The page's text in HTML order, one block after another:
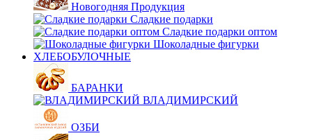
Новогодняя Продукция
Сладкие подарки
Сладкие подарки оптом
Шоколадные фигурки
ХЛЕБОБУЛОЧНЫЕ
БАРАНКИ
ВЛАДИМИРСКИЙ
ОЗБИ